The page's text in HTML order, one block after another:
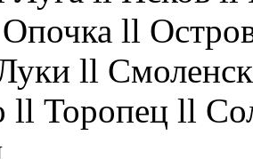
ll
ll
ll Торопец ll